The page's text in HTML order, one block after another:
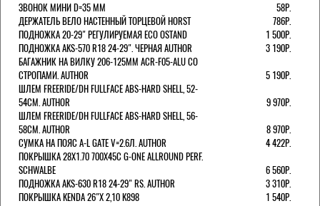
ЗВОНОК МИНИ D=35 ММ
58Р.
ДЕРЖАТЕЛЬ ВЕЛО НАСТЕННЫЙ ТОРЦЕВОЙ HORST
786Р.
ПОДНОЖКА 20-29" РЕГУЛИРУЕМАЯ ECO OSTAND
1 500Р.
ПОДНОЖКА AKS-570 R18 24-29". ЧЕРНАЯ AUTHOR
3 190Р.
БАГАЖНИК НА ВИЛКУ 206-125ММ ACR-F05-ALU СО
СТРОПАМИ. AUTHOR
5 190Р.
ШЛЕМ FREERIDE/DH FULLFACE ABS-HARD SHELL, 52-
54СМ. AUTHOR
9 970Р.
ШЛЕМ FREERIDE/DH FULLFACE ABS-HARD SHELL, 56-
58СМ. AUTHOR
8 970Р.
СУМКА НА ПОЯС A-L GATE V=2.6Л. AUTHOR
4 422Р.
ПОКРЫШКА 28X1.70 700X45C G-ONE ALLROUND PERF.
SCHWALBE
6 560Р.
ПОДНОЖКА AKS-630 R18 24-29" RS. AUTHOR
3 310Р.
ПОКРЫШКА KENDA 26"Х 2,10 K898
1 540Р.